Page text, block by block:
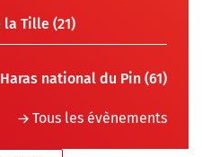
la Tille (21)
national du Pin (61)
Tous les évènements